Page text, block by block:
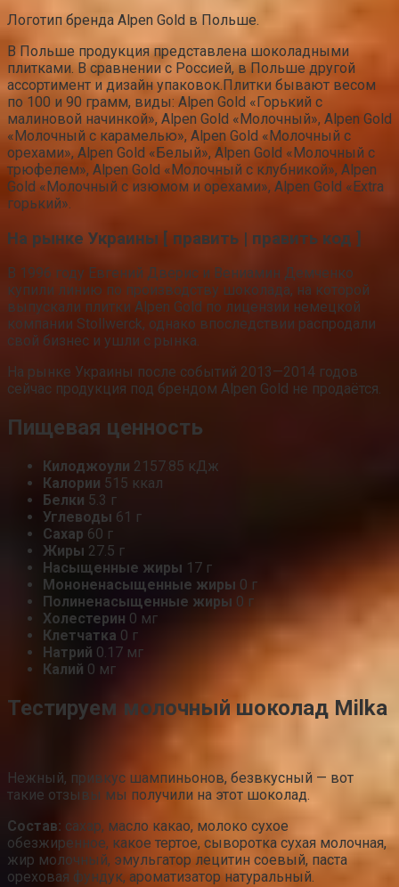
Логотип бренда Alpen Gold в Польше.
В Польше продукция представлена шоколадными
плитками. В сравнении с Россией, в Польше другой
ассортимент и дизайн упаковок.Плитки бывают весом
по 100 и 90 грамм, виды: Alpen Gold «Горький с
малиновой начинкой», Alpen Gold «Молочный», Alpen Gold
«Молочный с карамелью», Alpen Gold «Молочный с
орехами», Alpen Gold «Белый», Alpen Gold «Молочный с
трюфелем», Alpen Gold «Молочный с клубникой», Alpen
Gold «Молочный с изюмом и орехами», Alpen Gold «Extra
горький».
На рынке Украины [ править | править код ]
В 1996 году Евгений Дверис и Вениамин Демченко
купили линию по производству шоколада, на которой
выпускали плитки Alpen Gold по лицензии немецкой
компании Stollwerсk, однако впоследствии распродали
свой бизнес и ушли с рынка.
На рынке Украины после событий 2013—2014 годов
сейчас продукция под брендом Alpen Gold не продаётся.
Пищевая ценность
Килоджоули 2157.85 кДж
Калории 515 ккал
Белки 5.3 г
Углеводы 61 г
Сахар 60 г
Жиры 27.5 г
Насыщенные жиры 17 г
Мононенасыщенные жиры 0 г
Полиненасыщенные жиры 0 г
Холестерин 0 мг
Клетчатка 0 г
Натрий 0.17 мг
Калий 0 мг
Тестируем молочный шоколад Milka
Нежный, привкус шампиньонов, безвкусный — вот
такие отзывы мы получили на этот шоколад.
Состав: сахар, масло какао, молоко сухое
обезжиренное, какое тертое, сыворотка сухая молочная,
жир молочный, эмульгатор лецитин соевый, паста
ореховая фундук, ароматизатор натуральный.